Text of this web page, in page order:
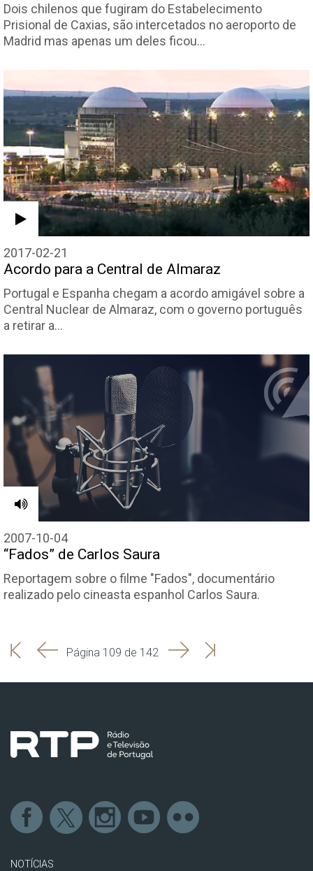
Dois chilenos que fugiram do Estabelecimento
Prisional de Caxias, são intercetados no aeroporto de
Madrid mas apenas um deles ficou…
2017-02-21
Acordo para a Central de Almaraz
Portugal e Espanha chegam a acordo amigável sobre a
Central Nuclear de Almaraz, com o governo português
a retirar a…
2007-10-04
“Fados” de Carlos Saura
Reportagem sobre o filme "Fados", documentário
realizado pelo cineasta espanhol Carlos Saura.
'
'
Página 109 de 142 SeguinteÚltima
NOTÍCIAS